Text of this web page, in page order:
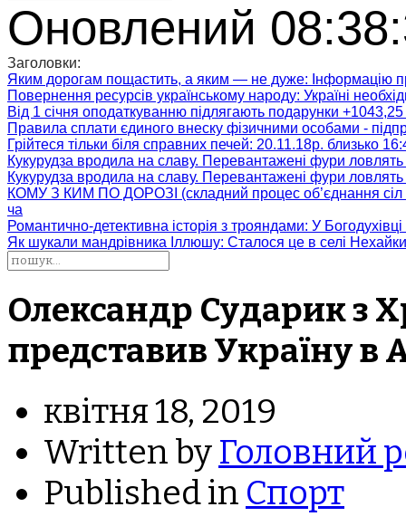
Оновлений
Заголовки:
Яким дорогам пощастить, а яким — не дуже: Інформацію
Повернення ресурсів українському народу: Україні
Від 1 січня оподаткуванню підлягають подарунки +1043,25
Правила сплати єдиного внеску фізичними особами -
Грійтеся тільки біля справних печей: 20.11.18р. близько
Кукурудза вродила на славу. Перевантажені фури
Кукурудза вродила на славу. Перевантажені фури
КОМУ З КИМ ПО ДОРОЗІ (складний процес об’єднання сіл
ча
Романтично-детективна історія з трояндами: У
Як шукали мандрівника Іллюшу: Сталося це в селі
Олександр Сударик з
представив Україну в
квітня 18, 2019
Written by Головний
Published in Спорт